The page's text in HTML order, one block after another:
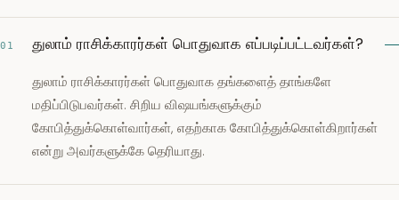
01 துலாம் ராசிக்காரர்கள் பொதுவாக எப்படிப்பட்டவர்கள்?
துலாம் ராசிக்காரர்கள் பொதுவாக தங்களைத் தாங்களே
மதிப்பிடுபவர்கள். சிறிய விஷயங்களுக்கும்
கோபித்துக்கொள்வார்கள், எதற்காக கோபித்துக்கொள்கிறார்கள்
என்று அவர்களுக்கே தெரியாது.